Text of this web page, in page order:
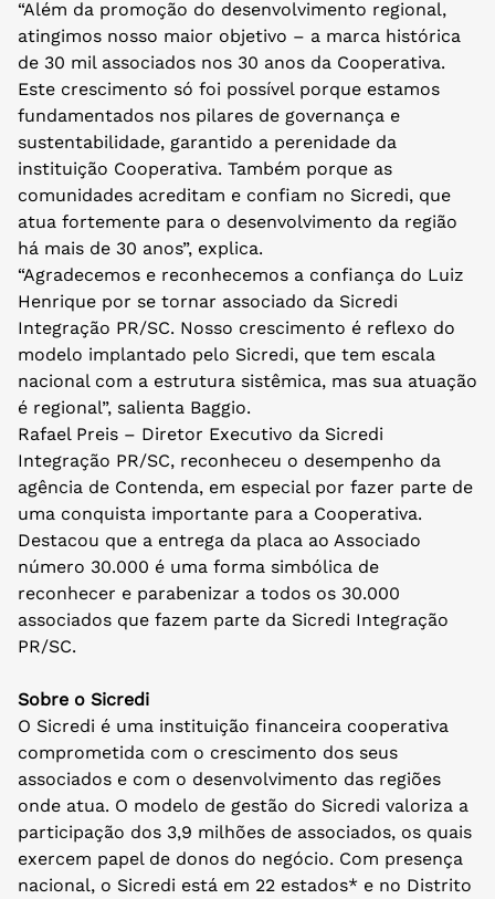
“Além da promoção do desenvolvimento regional,
atingimos nosso maior objetivo – a marca histórica
de 30 mil associados nos 30 anos da Cooperativa.
Este crescimento só foi possível porque estamos
fundamentados nos pilares de governança e
sustentabilidade, garantido a perenidade da
instituição Cooperativa. Também porque as
comunidades acreditam e confiam no Sicredi, que
atua fortemente para o desenvolvimento da região
há mais de 30 anos”, explica.
“Agradecemos e reconhecemos a confiança do Luiz
Henrique por se tornar associado da Sicredi
Integração PR/SC. Nosso crescimento é reflexo do
modelo implantado pelo Sicredi, que tem escala
nacional com a estrutura sistêmica, mas sua atuação
é regional”, salienta Baggio.
Rafael Preis – Diretor Executivo da Sicredi
Integração PR/SC, reconheceu o desempenho da
agência de Contenda, em especial por fazer parte de
uma conquista importante para a Cooperativa.
Destacou que a entrega da placa ao Associado
número 30.000 é uma forma simbólica de
reconhecer e parabenizar a todos os 30.000
associados que fazem parte da Sicredi Integração
PR/SC.
Sobre o Sicredi
O Sicredi é uma instituição financeira cooperativa
comprometida com o crescimento dos seus
associados e com o desenvolvimento das regiões
onde atua. O modelo de gestão do Sicredi valoriza a
participação dos 3,9 milhões de associados, os quais
exercem papel de donos do negócio. Com presença
nacional, o Sicredi está em 22 estados* e no Distrito